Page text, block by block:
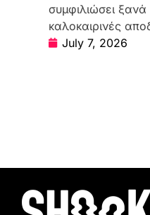
συμφιλιώσει ξανά
καλοκαιρινές
July 7, 2026